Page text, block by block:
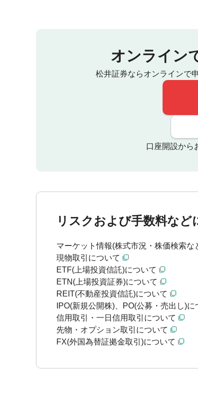
オンライン
松井証券ならオンラインで
口座開設から
リスクおよび手数料など
マーケット情報(株式市況・株価検索な
現物取引について
ETF(上場投資信託)について
ETN(上場投資証券)について
REIT(不動産投資信託)について
IPO(新規公開株)、PO(公募・売出し)に
信用取引・一日信用取引について
先物・オプション取引について
FX(外国為替証拠金取引)について